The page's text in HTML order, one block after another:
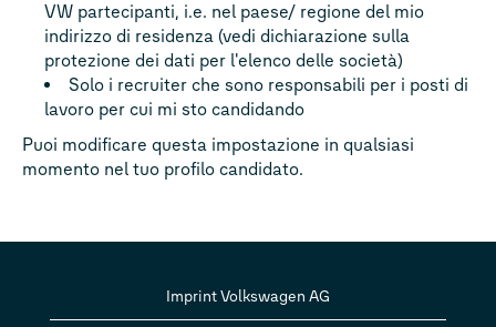
VW partecipanti, i.e. nel paese/ regione del mio
indirizzo di residenza (vedi dichiarazione sulla
protezione dei dati per l'elenco delle società)
Solo i recruiter che sono responsabili per i posti di
lavoro per cui mi sto candidando
Puoi modificare questa impostazione in qualsiasi
momento nel tuo profilo candidato.
Imprint Volkswagen AG